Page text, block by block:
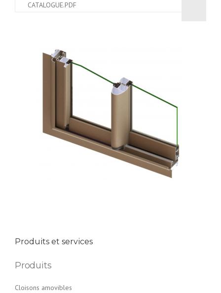
CATALOGUE.PDF
Produits et services
Produits
Cloisons amovibles